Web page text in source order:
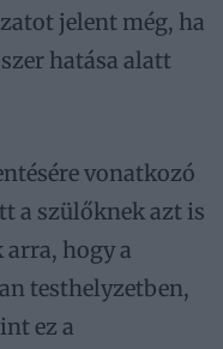
jelent még, ha
hatása alatt
vonatkozó
a szülőknek azt is
hogy a
testhelyzetben,
ez a